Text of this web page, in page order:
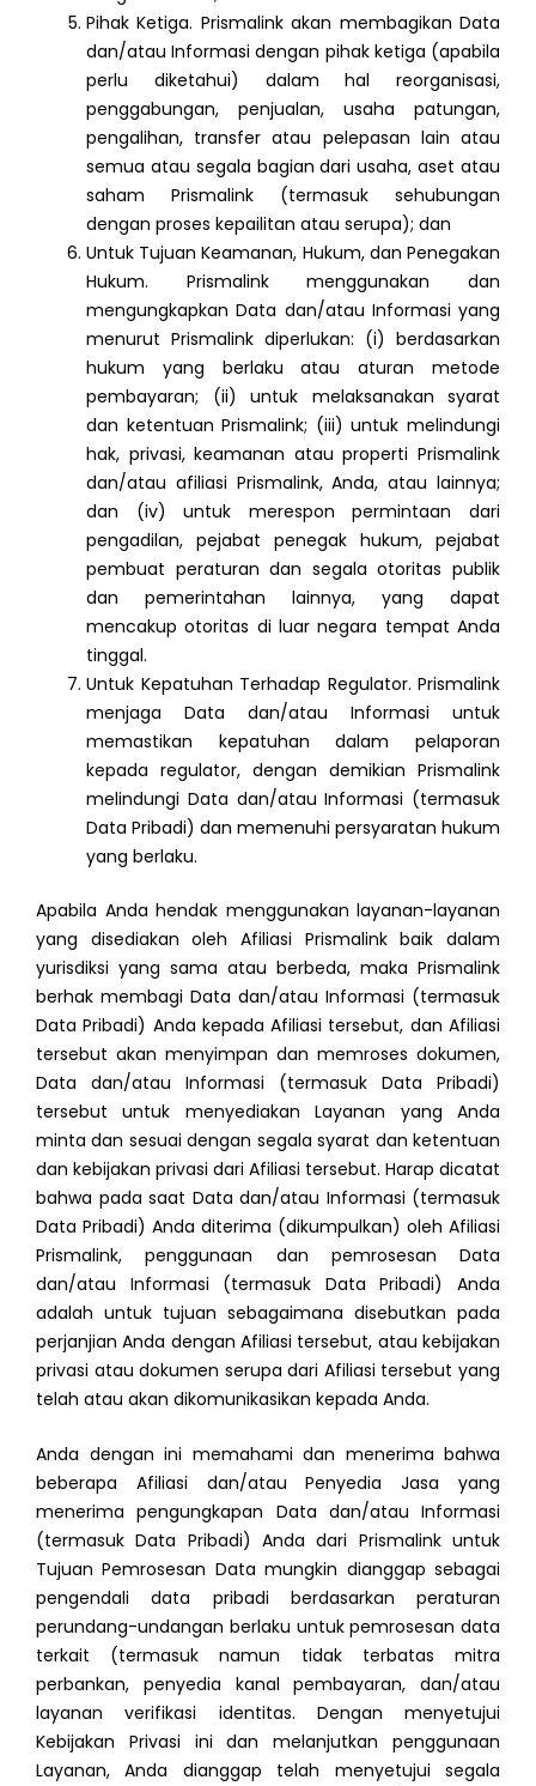
Pihak Ketiga. Prismalink akan membagikan Data
dan/atau Informasi dengan pihak ketiga (apabila
perlu diketahui) dalam hal reorganisasi,
penggabungan, penjualan, usaha patungan,
pengalihan, transfer atau pelepasan lain atau
semua atau segala bagian dari usaha, aset atau
saham Prismalink (termasuk sehubungan
dengan proses kepailitan atau serupa); dan
Untuk Tujuan Keamanan, Hukum, dan Penegakan
Hukum. Prismalink menggunakan dan
mengungkapkan Data dan/atau Informasi yang
menurut Prismalink diperlukan: (i) berdasarkan
hukum yang berlaku atau aturan metode
pembayaran; (ii) untuk melaksanakan syarat
dan ketentuan Prismalink; (iii) untuk melindungi
hak, privasi, keamanan atau properti Prismalink
dan/atau afiliasi Prismalink, Anda, atau lainnya;
dan (iv) untuk merespon permintaan dari
pengadilan, pejabat penegak hukum, pejabat
pembuat peraturan dan segala otoritas publik
dan pemerintahan lainnya, yang dapat
mencakup otoritas di luar negara tempat Anda
tinggal.
Untuk Kepatuhan Terhadap Regulator. Prismalink
menjaga Data dan/atau Informasi untuk
memastikan kepatuhan dalam pelaporan
kepada regulator, dengan demikian Prismalink
melindungi Data dan/atau Informasi (termasuk
Data Pribadi) dan memenuhi persyaratan hukum
yang berlaku.
Apabila Anda hendak menggunakan layanan-layanan
yang disediakan oleh Afiliasi Prismalink baik dalam
yurisdiksi yang sama atau berbeda, maka Prismalink
berhak membagi Data dan/atau Informasi (termasuk
Data Pribadi) Anda kepada Afiliasi tersebut, dan Afiliasi
tersebut akan menyimpan dan memroses dokumen,
Data dan/atau Informasi (termasuk Data Pribadi)
tersebut untuk menyediakan Layanan yang Anda
minta dan sesuai dengan segala syarat dan ketentuan
dan kebijakan privasi dari Afiliasi tersebut. Harap dicatat
bahwa pada saat Data dan/atau Informasi (termasuk
Data Pribadi) Anda diterima (dikumpulkan) oleh Afiliasi
Prismalink, penggunaan dan pemrosesan Data
dan/atau Informasi (termasuk Data Pribadi) Anda
adalah untuk tujuan sebagaimana disebutkan pada
perjanjian Anda dengan Afiliasi tersebut, atau kebijakan
privasi atau dokumen serupa dari Afiliasi tersebut yang
telah atau akan dikomunikasikan kepada Anda.
Anda dengan ini memahami dan menerima bahwa
beberapa Afiliasi dan/atau Penyedia Jasa yang
menerima pengungkapan Data dan/atau Informasi
(termasuk Data Pribadi) Anda dari Prismalink untuk
Tujuan Pemrosesan Data mungkin dianggap sebagai
pengendali data pribadi berdasarkan peraturan
perundang-undangan berlaku untuk pemrosesan data
terkait (termasuk namun tidak terbatas mitra
perbankan, penyedia kanal pembayaran, dan/atau
layanan verifikasi identitas. Dengan menyetujui
Kebijakan Privasi ini dan melanjutkan penggunaan
Layanan, Anda dianggap telah menyetujui segala